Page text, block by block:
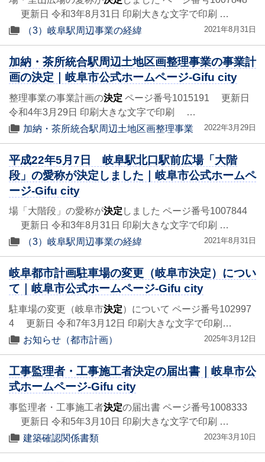
更新日 令和3年8月31日 印刷大きな文字で印刷 …
（3）岐阜駅周辺事業の経緯
2021年8月31日
加納・茶所統合駅周辺土地区画整理事業の事業計
画の決定｜岐阜市公式ホームページ-Gifu city
整理事業の事業計画の決定 ページ番号1015191 更新日
令和4年3月29日 印刷大きな文字で印刷 …
加納・茶所統合駅周辺土地区画整理事業
2022年3月29日
平成22年5月7日 岐阜駅北口駅前広場「大階
段」の愛称が決定しました｜岐阜市公式ホームペ
ージ-Gifu city
場「大階段」の愛称が決定 しました ページ番号1007844
更新日 令和3年8月31日 印刷大きな文字で印刷 …
（3）岐阜駅周辺事業の経緯
2021年8月31日
岐阜都市計画駐車場の変更（岐阜市決定）につい
て｜岐阜市公式ホームページ-Gifu city
駐車場の変更（岐阜市決定）について ページ番号102997
4 更新日 令和7年3月12日 印刷大きな文字で印刷…
お知らせ（都市計画）
2025年3月12日
工事監理者・工事施工者決定の届出書｜岐阜市公
式ホームページ-Gifu city
事監理者・工事施工者決定の届出書 ページ番号1008333
更新日 令和5年3月10日 印刷大きな文字で印刷 …
建築確認関係書類
2023年3月10日